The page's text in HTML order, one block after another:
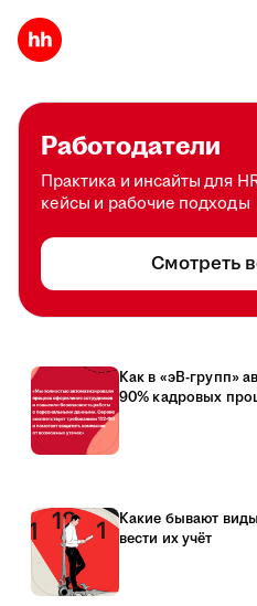
Работодатели
Практика и инсайты для
кейсы и рабочие подходы
Смотреть
Как в «эВ-групп»
90% кадровых
Какие бывают
вести их учёт